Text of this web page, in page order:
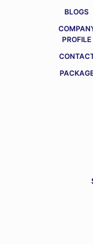
BLOGS
PROFILE